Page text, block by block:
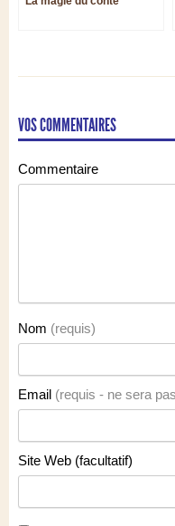
VOS COMMENTAIRES
Commentaire
Nom (requis)
Email (requis - ne sera
Site Web (facultatif)